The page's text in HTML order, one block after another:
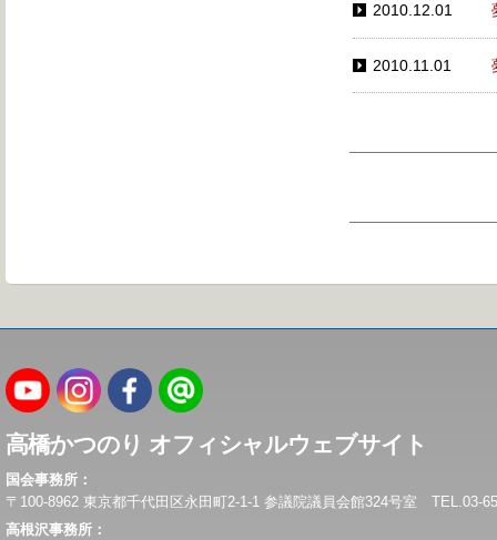
2010.12.01
2010.11.01
高橋かつのり オフィシャルウェブサイト
国会事務所：
〒100-8962 東京都千代田区永田町2-1-1 参議院議員会館324号室 TEL.03-
高根沢事務所：